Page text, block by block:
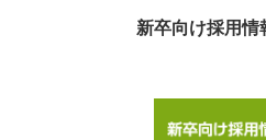
新卒向け採用情